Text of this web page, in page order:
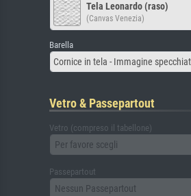
Tela Leonardo (raso)
(Canvas Venezia)
Barella
Cornice in tela - Immagine
Vetro & Passepartout
Vetro (compreso il tabellone)
Per favore scegli
Passepartout
Nessun Passepartout